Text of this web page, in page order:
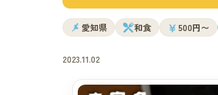
愛知県 和食 ￥ 500円〜
2023.11.02